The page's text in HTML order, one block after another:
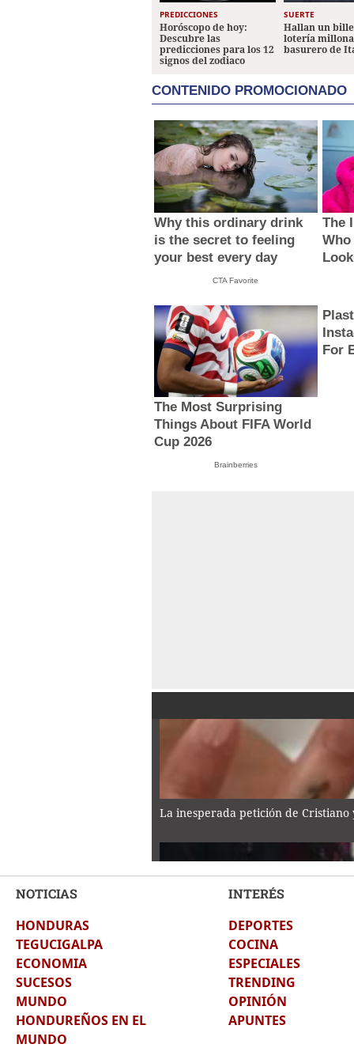
PREDICCIONES
Horóscopo de hoy:
Descubre las
predicciones para los 12
signos del zodiaco
SUERTE
Hallan un
lotería
basurero de
CONTENIDO PROMOCIONADO
Why this ordinary drink
is the secret to feeling
your best every day
CTA Favorite
The
Who
The Most Surprising
Things About FIFA World
Cup 2026
Brainberries
For
La inesperada petición de
Asesinan a tiktoker César
NOTICIAS
HONDURAS
TEGUCIGALPA
ECONOMIA
SUCESOS
MUNDO
HONDUREÑOS EN EL
MUNDO
INTERÉS
DEPORTES
COCINA
ESPECIALES
TRENDING
OPINIÓN
APUNTES